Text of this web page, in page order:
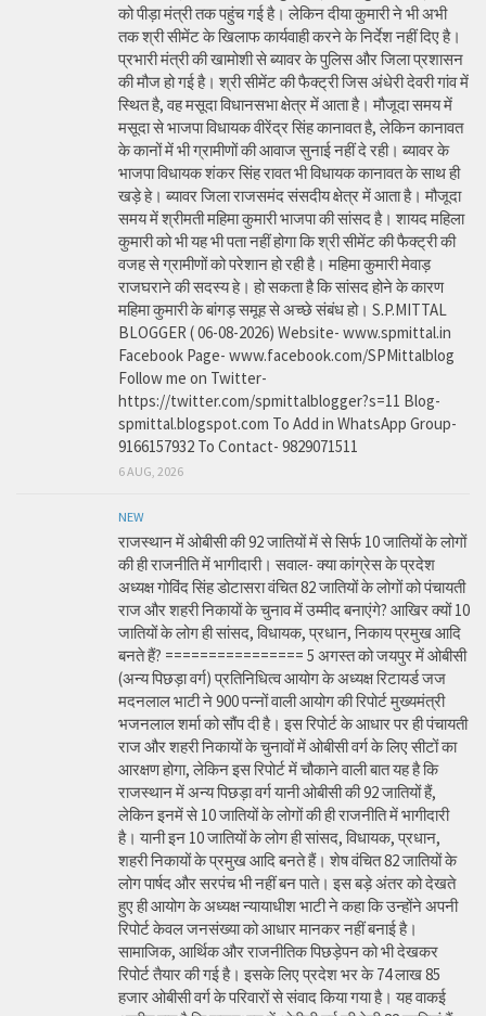
को पीड़ा मंत्री तक पहुंच गई है। लेकिन दीया कुमारी ने भी अभी
तक श्री सीमेंट के खिलाफ कार्यवाही करने के निर्देश नहीं दिए है।
प्रभारी मंत्री की खामोशी से ब्यावर के पुलिस और जिला प्रशासन
की मौज हो गई है। श्री सीमेंट की फैक्ट्री जिस अंधेरी देवरी गांव में
स्थित है, वह मसूदा विधानसभा क्षेत्र में आता है। मौजूदा समय में
मसूदा से भाजपा विधायक वीरेंद्र सिंह कानावत है, लेकिन कानावत
के कानों में भी ग्रामीणों की आवाज सुनाई नहीं दे रही। ब्यावर के
भाजपा विधायक शंकर सिंह रावत भी विधायक कानावत के साथ ही
खड़े हे। ब्यावर जिला राजसमंद संसदीय क्षेत्र में आता है। मौजूदा
समय में श्रीमती महिमा कुमारी भाजपा की सांसद है। शायद महिला
कुमारी को भी यह भी पता नहीं होगा कि श्री सीमेंट की फैक्ट्री की
वजह से ग्रामीणों को परेशान हो रही है। महिमा कुमारी मेवाड़
राजघराने की सदस्य हे। हो सकता है कि सांसद होने के कारण
महिमा कुमारी के बांगड़ समूह से अच्छे संबंध हो। S.P.MITTAL
BLOGGER ( 06-08-2026) Website- www.spmittal.in
Facebook Page- www.facebook.com/SPMittalblog
Follow me on Twitter-
https://twitter.com/spmittalblogger?s=11 Blog-
spmittal.blogspot.com To Add in WhatsApp Group-
9166157932 To Contact- 9829071511
6 AUG, 2026
NEW
राजस्थान में ओबीसी की 92 जातियों में से सिर्फ 10 जातियों के लोगों
की ही राजनीति में भागीदारी। सवाल- क्या कांग्रेस के प्रदेश
अध्यक्ष गोविंद सिंह डोटासरा वंचित 82 जातियों के लोगों को पंचायती
राज और शहरी निकायों के चुनाव में उम्मीद बनाएंगे? आखिर क्यों 10
जातियों के लोग ही सांसद, विधायक, प्रधान, निकाय प्रमुख आदि
बनते हैं? ================ 5 अगस्त को जयपुर में ओबीसी
(अन्य पिछड़ा वर्ग) प्रतिनिधित्व आयोग के अध्यक्ष रिटायर्ड जज
मदनलाल भाटी ने 900 पन्नों वाली आयोग की रिपोर्ट मुख्यमंत्री
भजनलाल शर्मा को सौंप दी है। इस रिपोर्ट के आधार पर ही पंचायती
राज और शहरी निकायों के चुनावों में ओबीसी वर्ग के लिए सीटों का
आरक्षण होगा, लेकिन इस रिपोर्ट में चौकाने वाली बात यह है कि
राजस्थान में अन्य पिछड़ा वर्ग यानी ओबीसी की 92 जातियों हैं,
लेकिन इनमें से 10 जातियों के लोगों की ही राजनीति में भागीदारी
है। यानी इन 10 जातियों के लोग ही सांसद, विधायक, प्रधान,
शहरी निकायों के प्रमुख आदि बनते हैं। शेष वंचित 82 जातियों के
लोग पार्षद और सरपंच भी नहीं बन पाते। इस बड़े अंतर को देखते
हुए ही आयोग के अध्यक्ष न्यायाधीश भाटी ने कहा कि उन्होंने अपनी
रिपोर्ट केवल जनसंख्या को आधार मानकर नहीं बनाई है।
सामाजिक, आर्थिक और राजनीतिक पिछड़ेपन को भी देखकर
रिपोर्ट तैयार की गई है। इसके लिए प्रदेश भर के 74 लाख 85
हजार ओबीसी वर्ग के परिवारों से संवाद किया गया है। यह वाकई